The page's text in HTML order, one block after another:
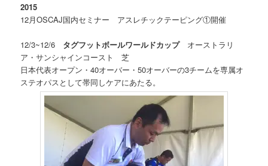
2015
12月OSCAJ国内セミナー アスレチックテーピング①開催
12/3~12/6 タグフットボールワールドカップオーストラリ
ア・サンシャインコースト 芝
日本代表オープン・40オーバー・50オーバーの3チームを専属オ
ステオパスとして帯同しケアにあたる。